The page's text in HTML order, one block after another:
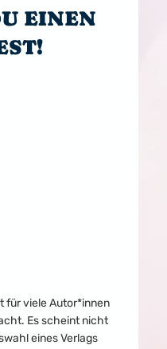
EINEN
für viele Autor*innen
Es scheint nicht
eines Verlags